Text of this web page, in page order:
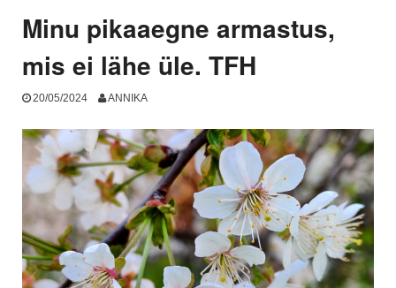
Minu pikaaegne armastus,
mis ei lähe üle. TFH
20/05/2024 ANNIKA